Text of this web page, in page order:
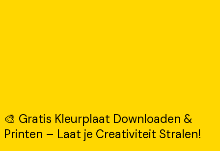
🎨 Gratis Kleurplaat Downloaden &
Printen – Laat je Creativiteit Stralen!